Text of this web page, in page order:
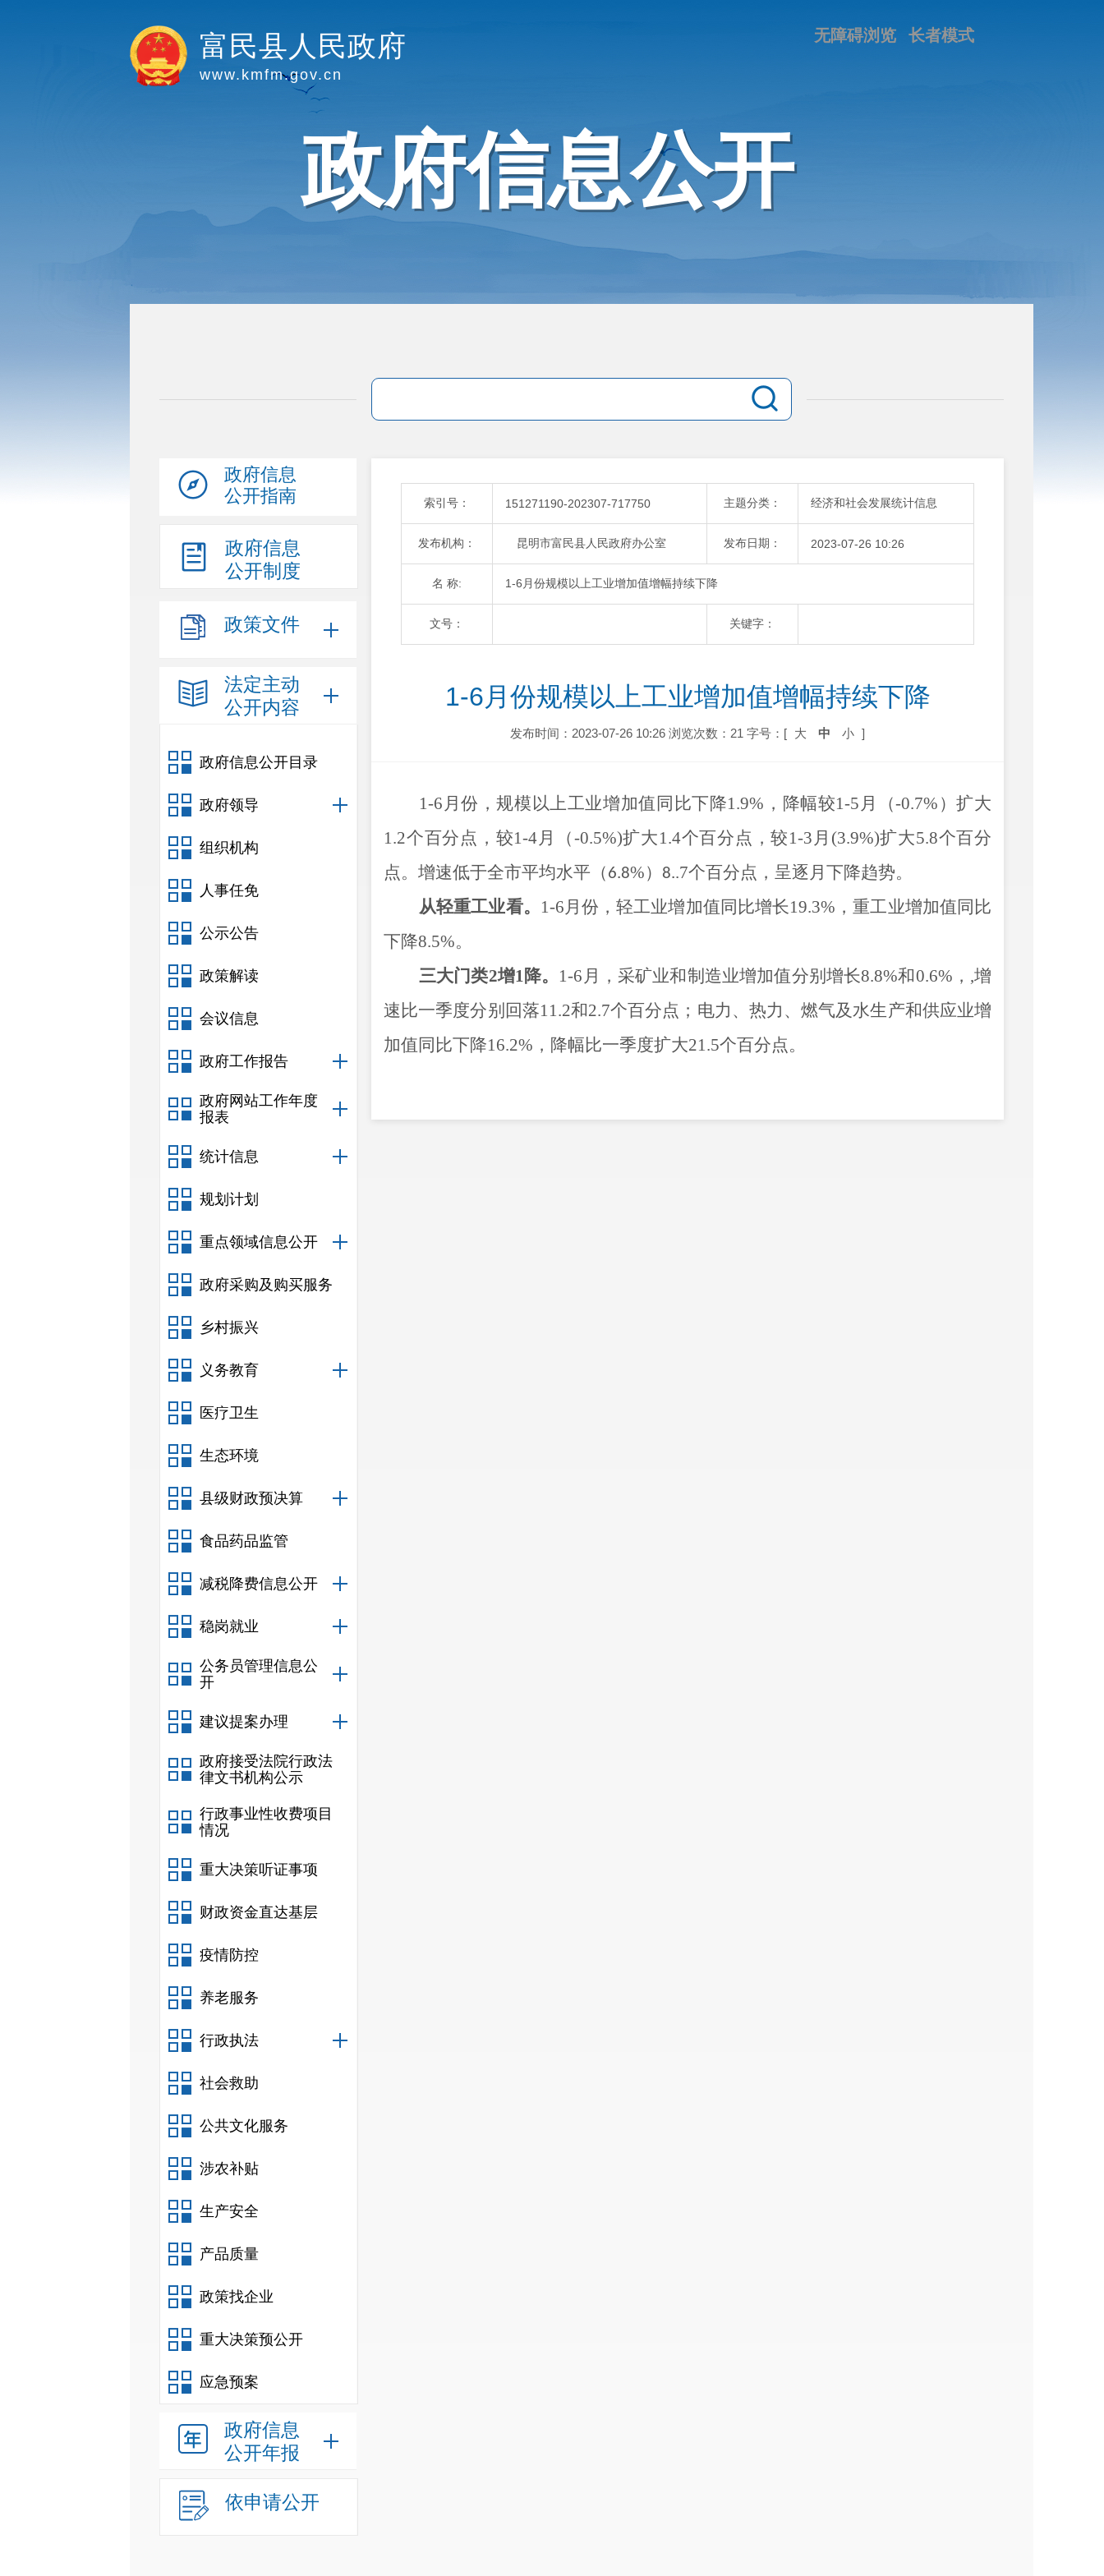
富民县人民政府
www.kmfm.gov.cn
长者模式
无障碍浏览
政府信息公开
政府信息
公开指南
政府信息
公开制度
政策文件
法定主动
公开内容
政府信息公开目录
政府领导
组织机构
人事任免
公示公告
政策解读
会议信息
政府工作报告
政府网站工作年度
报表
统计信息
规划计划
重点领域信息公开
政府采购及购买服务
乡村振兴
义务教育
医疗卫生
生态环境
县级财政预决算
食品药品监管
减税降费信息公开
稳岗就业
公务员管理信息公
开
建议提案办理
政府接受法院行政法
律文书机构公示
行政事业性收费项目
情况
重大决策听证事项
财政资金直达基层
疫情防控
养老服务
行政执法
社会救助
公共文化服务
涉农补贴
生产安全
产品质量
政策找企业
重大决策预公开
应急预案
政府信息
公开年报
依申请公开
索引号： 151271190-202307-717750 主题分类： 经济和社会发展统计信息
发布机构： 昆明市富民县人民政府办公室 发布日期： 2023-07-26 10:26
名 称: 1-6月份规模以上工业增加值增幅持续下降
文号： 关键字：
1-6月份规模以上工业增加值增幅持续下降
发布时间：2023-07-26 10:26 浏览次数：21 字号：[ 大 中 小 ]
1-6 月份 ，规模以上工业增加值 同比下降1.9% ，降幅较1-5 月（-0.7% ）扩大
1.2个百分点，较1-4月（-0.5%)扩大1.4个百分点，较1-3 月 (3.9%)扩大5.8个百分
点。 增速低于全市平均水平（6.8%） 8..7个百分点， 呈逐月下降趋势。
从轻重工业看。 1-6月份 ，轻工业增加值同比增长19.3% ，重工业增加值同比
下降8.5%。
三大门类2增1降。 1-6 月， 采矿业和制造业增加值分别增长8.8%和0.6% ， ,增
速比一季度分别 回落11.2和2.7个百分点；电力、热力、燃气及水生产和供应业增
加值同比下降16.2% ， 降幅比一季度扩大21.5个百分点。